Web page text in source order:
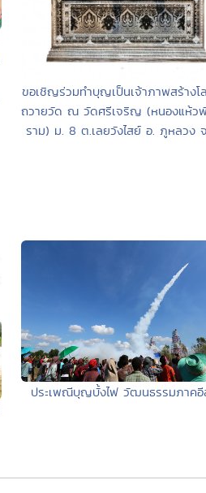
ขอเชิญร่วมทำบุญเป็นเจ้าภาพสร้างโ
ถวายวัด ณ วัดศรีเจริญ (หนองแห้ว
ราม) ม. 8 ต.เลยวังไสย์ อ. ภูหลวง
ประเพณีบุญบั้งไฟ วัฒนธรรมภาคอี